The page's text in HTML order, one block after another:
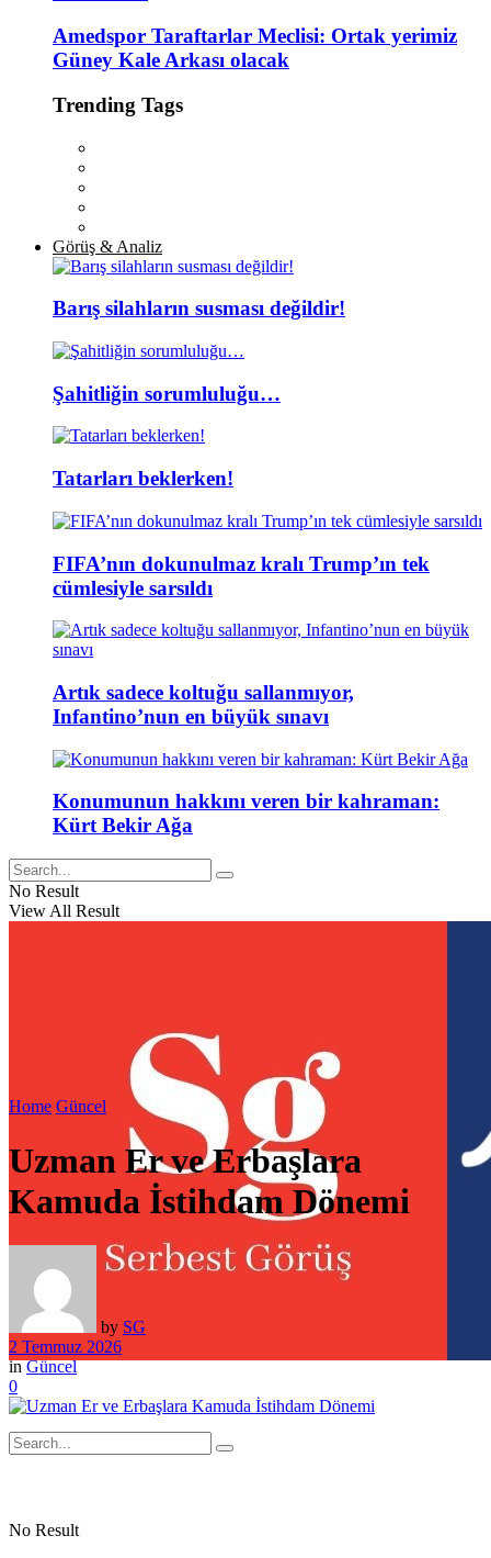
Amedspor Taraftarlar Meclisi: Ortak yerimiz
Güney Kale Arkası olacak
Trending Tags
Görüş & Analiz
Barış silahların susması değildir!
Şahitliğin sorumluluğu…
Tatarları beklerken!
FIFA’nın dokunulmaz kralı Trump’ın tek
cümlesiyle sarsıldı
Artık sadece koltuğu sallanmıyor,
Infantino’nun en büyük sınavı
Konumunun hakkını veren bir kahraman:
Kürt Bekir Ağa
No Result
View All Result
No Result
Home Güncel
Uzman Er ve Erbaşlara
Kamuda İstihdam Dönemi
by SG
2 Temmuz 2026
in Güncel
0